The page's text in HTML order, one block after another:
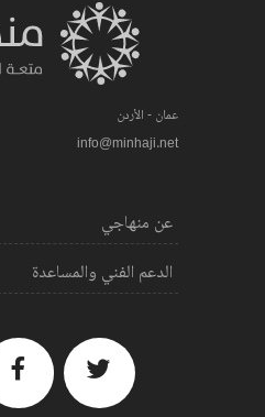
عمان - الأردن
info@minhaji.net
عن منهاجي
الدعم الفني والمساعدة